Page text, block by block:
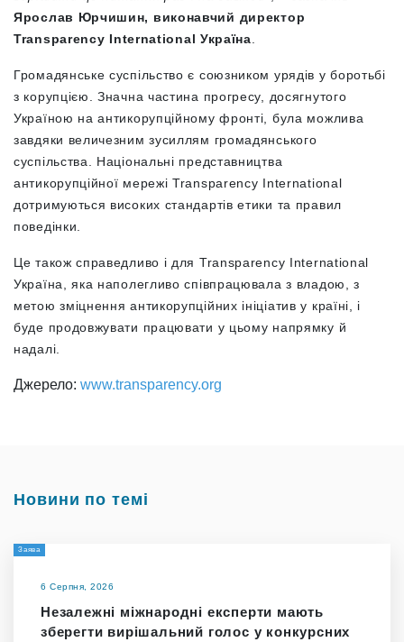
Ярослав Юрчишин, виконавчий директор
Transparency International Україна
Громадянське суспільство є союзником урядів у боротьбі
з корупцією. Значна частина прогресу, досягнутого
Україною на антикорупційному фронті, була можлива
завдяки величезним зусиллям громадянського
суспільства. Національні представництва
антикорупційної мережі Transparency International
дотримуються високих стандартів етики та правил
поведінки.
Це також справедливо і для Transparency International
Україна, яка наполегливо співпрацювала з владою, з
метою зміцнення антикорупційних ініціатив у країні, і
буде продовжувати працювати у цьому напрямку й
надалі.
Джерело: www.transparency.org
Новини по темі
Заява
6 Серпня, 2026
Незалежні міжнародні експерти мають
зберегти вирішальний голос у конкурсних